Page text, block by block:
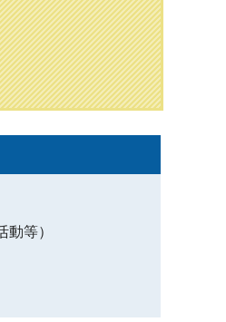
等）